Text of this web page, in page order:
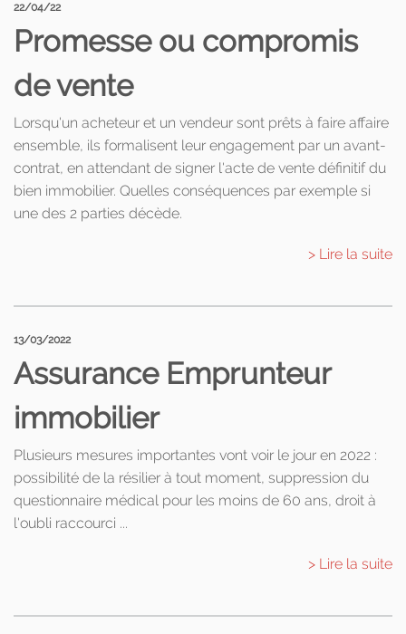
22/04/22
Promesse ou compromis
de vente
Lorsqu'un acheteur et un vendeur sont prêts à faire affaire
ensemble, ils formalisent leur engagement par un avant-
contrat, en attendant de signer l'acte de vente définitif du
bien immobilier. Quelles conséquences par exemple si
une des 2 parties décède.
> Lire la suite
13/03/2022
Assurance Emprunteur
immobilier
Plusieurs mesures importantes vont voir le jour en 2022 :
possibilité de la résilier à tout moment, suppression du
questionnaire médical pour les moins de 60 ans, droit à
l'oubli raccourci ...
> Lire la suite